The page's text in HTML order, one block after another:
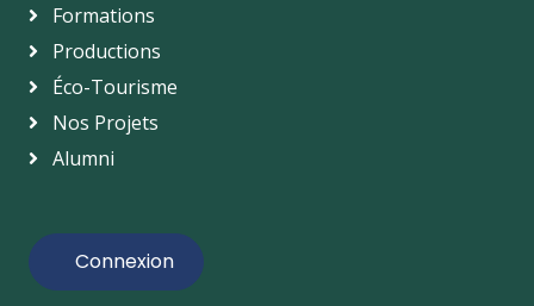
Formations
Productions
Éco-Tourisme
Nos Projets
Alumni
Connexion